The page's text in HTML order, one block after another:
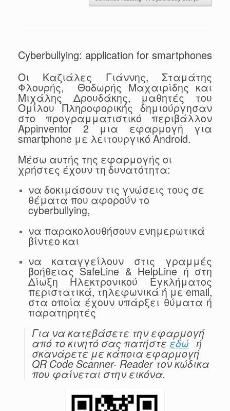
Cyberbullying: application for smartphones
Οι Καζιάλες Γιάννης, Σταμάτης
Φλουρής, Θοδωρής Μαχαιρίδης και
Μιχάλης Δρουδάκης, μαθητές του
Ομίλου Πληροφορικής δημιούργησαν
στο προγραμματιστικό περιβάλλον
Appinventor 2 μια εφαρμογή για
smartphone με λειτουργικό Android.
Μέσω αυτής της εφαρμογής οι
χρήστες έχουν τη δυνατότητα:
να δοκιμάσουν τις γνώσεις τους σε
θέματα που αφορούν το
cyberbullying,
να παρακολουθήσουν ενημερωτικά
βίντεο και
να καταγγείλουν στις γραμμές
βοήθειας SafeLine & HelpLine ή στη
Δίωξη Ηλεκτρονικού Εγκλήματος
περιστατικά, τηλεφωνικά ή με email,
στα οποία έχουν υπάρξει θύματα ή
παρατηρητές
Για να κατεβάσετε την εφαρμογή
από το κινητό σας πατήστε εδώ ή
σκανάρετε με κάποια εφαρμογή
QR Code Scanner- Reader τον κώδικα
που φαίνεται στην εικόνα.